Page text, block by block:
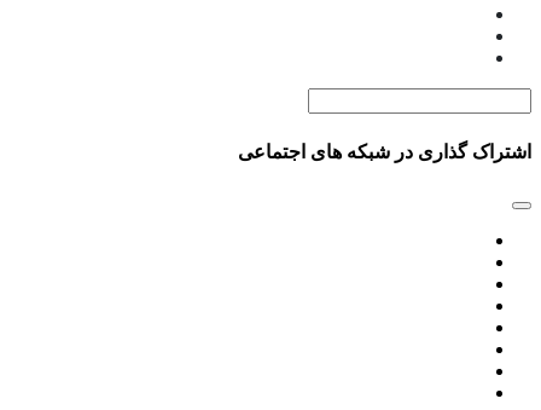
اشتراک گذاری در شبکه های اجتماعی